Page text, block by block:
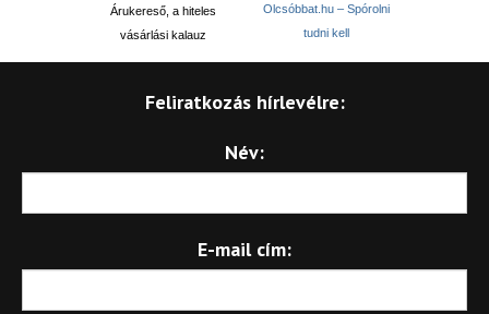
Árukereső, a hiteles
vásárlási kalauz
Olcsóbbat.hu – Spórolni
tudni kell
Feliratkozás hírlevélre:
Név:
E-mail cím: